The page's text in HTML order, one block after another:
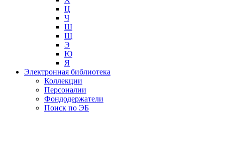
Ц
Ч
Ш
Щ
Э
Ю
Я
Электронная библиотека
Коллекции
Персоналии
Фондодержатели
Поиск по ЭБ